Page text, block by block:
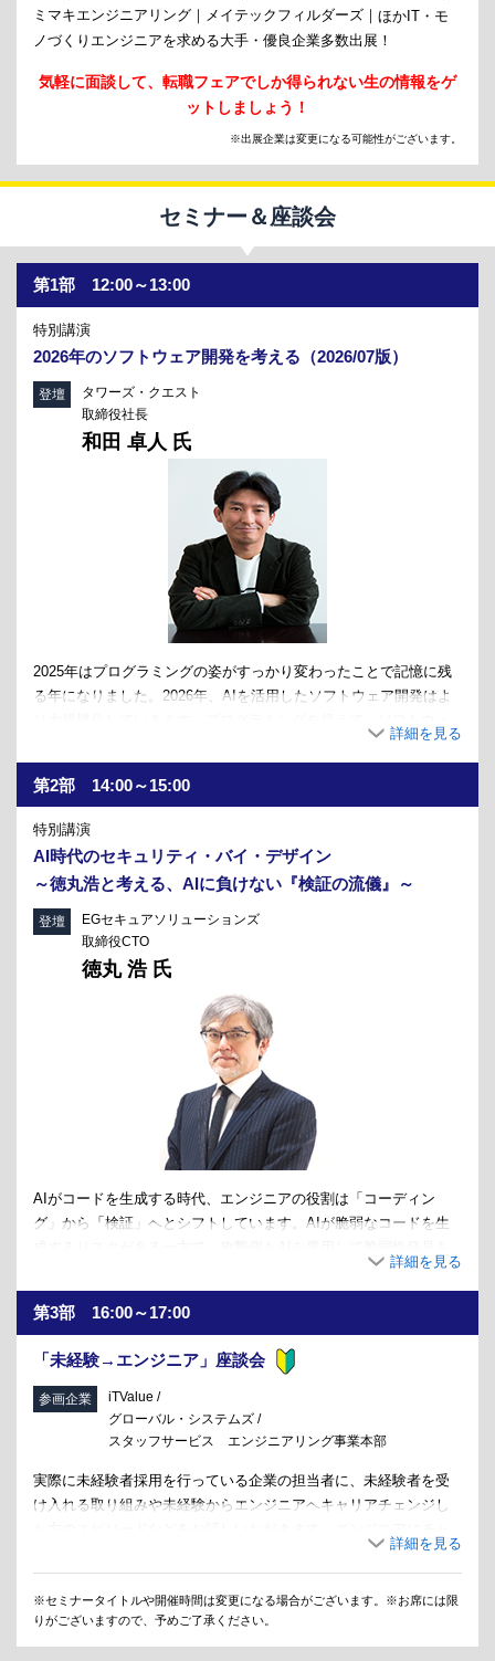
ミマキエンジニアリング
メイテックフィルダーズ
ほかIT・モ
ノづくりエンジニアを求める大手・優良企業多数出展！
気軽に面談して、転職フェアでしか得られない生の情報をゲ
ットしましょう！
※出展企業は変更になる可能性がございます。
セミナー＆座談会
第1部 12:00～13:00
特別講演
2026年のソフトウェア開発を考える（2026/07版）
登壇
タワーズ・クエスト
取締役社長
和田 卓人 氏
2025年はプログラミングの姿がすっかり変わったことで記憶に残
る年になりました。2026年、AIを活用したソフトウェア開発はよ
アエンジニアリングが必要な領域です。しかし、これまでのソフ
暗黙の前提としていました。その前提が変わるとソフトウェアエ
は、AIとの協業が大前提の2026年のソフトウェアエンジニアリン
グを考えていきます。
【profile】
プログラマ、テスト駆動開発者。学生時代にソフトウェア工学を学び、オ
ブジェクト指向分析/設計に傾倒。執筆活動や講演、ハンズオンイベントな
どを通じてテスト駆動開発を広めようと努力している。『プログラマが知
るべき97のこと』（オライリージャパン、2010）監修。『テスト駆動開
発』（オーム社、2017）翻訳。『事業をエンジニアリングする技術者た
ち』（ラムダノート、2022）編者。『SQLアンチパターン第2版』（オラ
イリージャパン、2025）監訳。テストライブラリ power-assert-js 作者。
第2部 14:00～15:00
特別講演
AI時代のセキュリティ・バイ・デザイン
～徳丸浩と考える、AIに負けない『検証の流儀』～
登壇
EGセキュアソリューションズ
取締役CTO
徳丸 浩 氏
AIがコードを生成する時代、エンジニアの役割は「コーディン
グ」から「検証」へとシフトしています。AIが脆弱なコードを生
高速化させています。今、防御側に求められているのは、
DevSecOpsを軸としたこれまで以上のスピード感です。本講演で
は、ウェブアプリケーションセキュリティの第一人者・徳丸浩氏
が、セキュリティ・バイ・デザインの観点から最新トレンドを解
説、AIに負けない「検証の流儀」とは何か。技術が進化しても揺
るがないセキュリティへの向き合い方の本質を、警鐘とエールを
込めてお伝えします。
1985年京セラ株式会社に入社後、ソフトウェアの開発、企画に従事。
1999年に携帯電話向け認証課金基盤の方式設計を担当したことをきっかけ
業化。2008年独立して、Webアプリケーションセキュリティを専門分野と
や勉強会などを通じてセキュリティの啓発活動をおこなっている。
第3部 16:00～17:00
「未経験→エンジニア」座談会
参画企業
iTValue /
グローバル・システムズ /
スタッフサービス エンジニアリング事業本部
実際に未経験者採用を行っている企業の担当者に、未経験者を受
け入れる取り組みや未経験からエンジニアへキャリアチェンジし
レンジしたい方が抱えている不安や疑問を気軽に質問・相談でき
るプログラムです。
※座談会の参加には訪問カードが3枚必要です。
※参画企業は変更になる可能性がございます。
※セミナータイトルや開催時間は変更になる場合がございます。※お席には限
りがございますので、予めご了承ください。